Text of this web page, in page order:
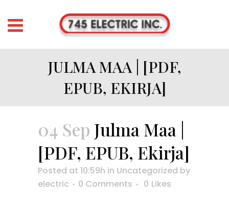
JULMA MAA | [PDF,
EPUB, EKIRJA]
04 Sep Julma Maa |
[PDF, EPUB, Ekirja]
Posted at 10:59h in Uncategorized by
electric
0 Comments 0 Likes